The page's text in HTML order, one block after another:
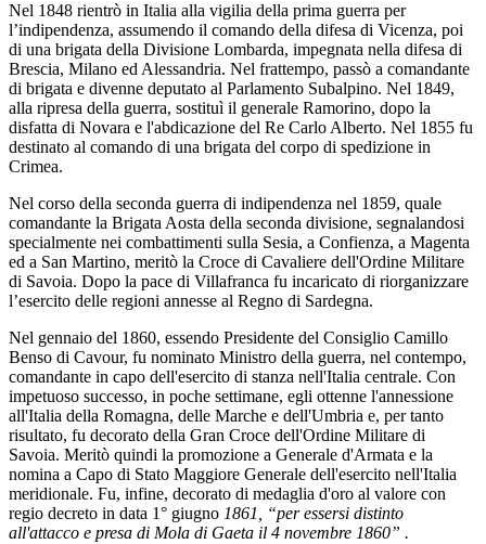
Nel 1848 rientrò in Italia alla vigilia della prima guerra per
l’indipendenza, assumendo il comando della difesa di Vicenza, poi
di una brigata della Divisione Lombarda, impegnata nella difesa di
Brescia, Milano ed Alessandria. Nel frattempo, passò a comandante
di brigata e divenne deputato al Parlamento Subalpino. Nel 1849,
alla ripresa della guerra, sostituì il generale Ramorino, dopo la
disfatta di Novara e l'abdicazione del Re Carlo Alberto. Nel 1855 fu
destinato al comando di una brigata del corpo di spedizione in
Crimea.
Nel corso della seconda guerra di indipendenza nel 1859, quale
comandante la Brigata Aosta della seconda divisione, segnalandosi
specialmente nei combattimenti sulla Sesia, a Confienza, a Magenta
ed a San Martino, meritò la Croce di Cavaliere dell'Ordine Militare
di Savoia. Dopo la pace di Villafranca fu incaricato di riorganizzare
l’esercito delle regioni annesse al Regno di Sardegna.
Nel gennaio del 1860, essendo Presidente del Consiglio Camillo
Benso di Cavour, fu nominato Ministro della guerra, nel contempo,
comandante in capo dell'esercito di stanza nell'Italia centrale. Con
impetuoso successo, in poche settimane, egli ottenne l'annessione
all'Italia della Romagna, delle Marche e dell'Umbria e, per tanto
risultato, fu decorato della Gran Croce dell'Ordine Militare di
Savoia. Meritò quindi la promozione a Generale d'Armata e la
nomina a Capo di Stato Maggiore Generale dell'esercito nell'Italia
meridionale. Fu, infine, decorato di medaglia d'oro al valore con
regio decreto in data 1° giugno 1861, “per essersi distinto
all'attacco e presa di Mola di Gaeta il 4 novembre 1860” .